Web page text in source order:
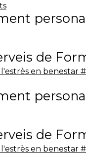
de
en benestar
de
en benestar